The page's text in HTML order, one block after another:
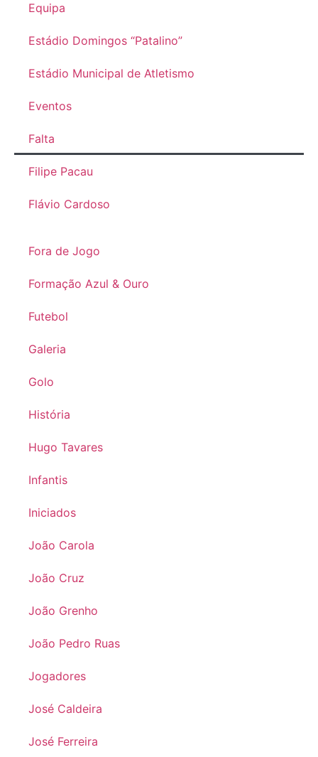
Equipa
Estádio Domingos “Patalino”
Estádio Municipal de Atletismo
Eventos
Falta
Filipe Pacau
Flávio Cardoso
Fora de Jogo
Formação Azul & Ouro
Futebol
Galeria
Golo
História
Hugo Tavares
Infantis
Iniciados
João Carola
João Cruz
João Grenho
João Pedro Ruas
Jogadores
José Caldeira
José Ferreira